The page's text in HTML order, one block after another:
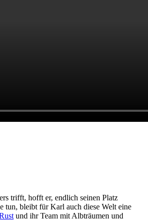
trifft, hofft er, endlich seinen Platz
tun, bleibt für Karl auch diese Welt eine
und ihr Team mit Albträumen und